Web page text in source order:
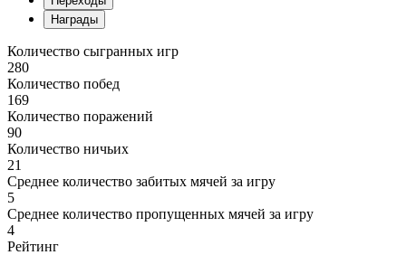
Награды
Количество сыгранных игр
280
Количество побед
169
Количество поражений
90
Количество ничьих
21
Среднее количество забитых мячей за игру
5
Среднее количество пропущенных мячей за игру
4
Рейтинг